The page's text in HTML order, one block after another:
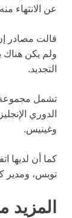
عن الانتهاء
قالت مصادر
ولم يكن
التجديد.
تشمل مجموعة
الدوري
وغينيس.
كما أن لديها
توبس، ومدير
المزيد